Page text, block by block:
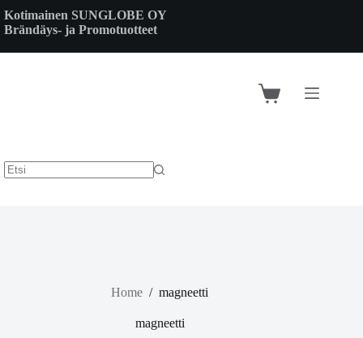
to
content
Kotimainen SUNGLOBE OY
Brändäys- ja Promotuotteet
Shopping
Home / magneetti
magneetti